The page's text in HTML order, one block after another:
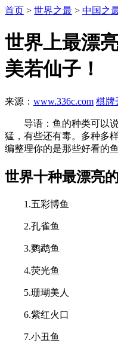
首页 > 世界之最 > 中国之
世界上最漂
美若仙子！
来源： www.336c.com 棋牌
导语：鱼的种类可以说
猛，有些还有毒。多种多
编整理你的是那些好看的
世界十种最漂亮
1.五彩博鱼
2.孔雀鱼
3.鹦鹉鱼
4.荧光鱼
5.珊瑚美人
6.紫红火口
7.小丑鱼